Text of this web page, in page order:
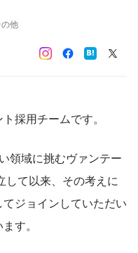
他
採用チームです。
領域に挑むヴァンテー
して以来、その考えに
ジョインしていただい
す。